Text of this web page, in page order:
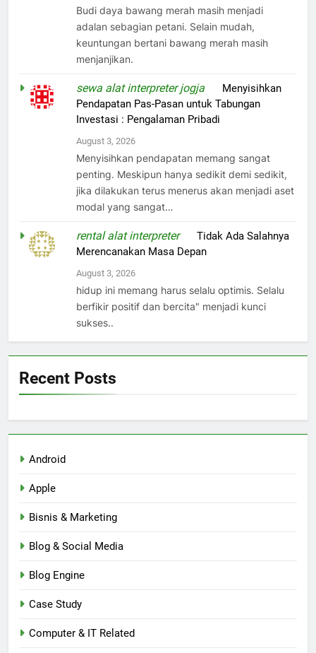
Budi daya bawang merah masih menjadi
adalan sebagian petani. Selain mudah,
keuntungan bertani bawang merah masih
menjanjikan.
sewa alat interpreter jogja
Menyisihkan
Pendapatan Pas-Pasan untuk Tabungan
Investasi : Pengalaman Pribadi
August 3, 2026
Menyisihkan pendapatan memang sangat
penting. Meskipun hanya sedikit demi sedikit,
jika dilakukan terus menerus akan menjadi aset
modal yang sangat…
rental alat interpreteronTidak Ada Salahnya
Merencanakan Masa Depan
August 3, 2026
hidup ini memang harus selalu optimis. Selalu
berfikir positif dan bercita" menjadi kunci
sukses..
Recent Posts
Android
Apple
Bisnis & Marketing
Blog & Social Media
Blog Engine
Case Study
Computer & IT Related